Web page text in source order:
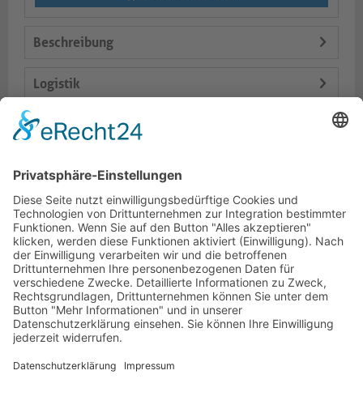
Beschreibung
Logistik
Lieferumfang
Varianten
Dokumente
HOTLINE
PURELINK.DE